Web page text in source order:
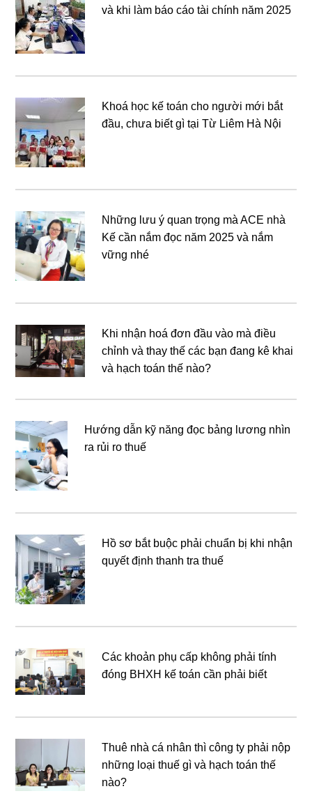
và khi làm báo cáo tài chính năm 2025
Khoá học kế toán cho người mới bắt
đầu, chưa biết gì tại Từ Liêm Hà Nội
Những lưu ý quan trọng mà ACE nhà
Kế cần nắm đọc năm 2025 và nắm
vững nhé
Khi nhận hoá đơn đầu vào mà điều
chỉnh và thay thế các bạn đang kê khai
và hạch toán thế nào?
Hướng dẫn kỹ năng đọc bảng lương nhìn
ra rủi ro thuế
Hồ sơ bắt buộc phải chuẩn bị khi nhận
quyết định thanh tra thuế
Các khoản phụ cấp không phải tính
đóng BHXH kế toán cần phải biết
Thuê nhà cá nhân thì công ty phải nộp
những loại thuế gì và hạch toán thế
nào?